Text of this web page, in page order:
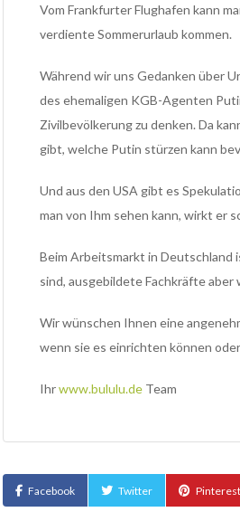
Vom Frankfurter Flughafen kann
verdiente Sommerurlaub kommen.
Während wir uns Gedanken über
des ehemaligen KGB-Agenten
Zivilbevölkerung zu denken. Da
gibt, welche Putin stürzen kann
Und aus den USA gibt es
man von Ihm sehen kann, wirkt er
Beim Arbeitsmarkt in Deutschland
sind, ausgebildete Fachkräfte
Wir wünschen Ihnen eine
wenn sie es einrichten können
Ihrwww.bululu.de Team
Facebook Twitter Pinterest